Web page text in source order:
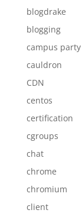
blogdrake
blogging
campus party
cauldron
CDN
centos
certification
cgroups
chat
chrome
chromium
client